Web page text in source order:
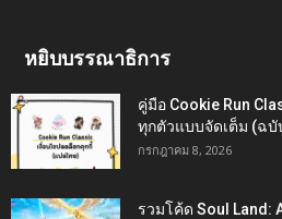
หยิบบรรณาธิการ
คู่มือ Cookie Run
ทุกตัวแบบจัดเต็ม (ฉบั
กรกฎาคม 8, 2026
รวมโค้ด Soul Land: